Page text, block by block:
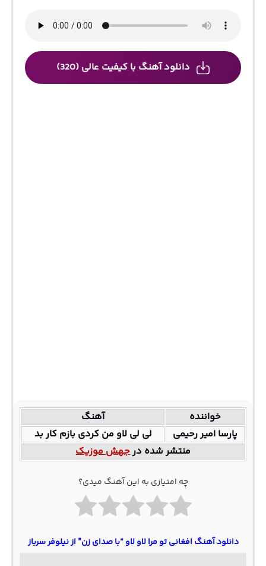
دانلود آهنگ با کیفیت عالی (320)
خواننده
آهنگ
پارسا امیر رحیمی
لی لی لاو من کردی بازم کار بد
منتشر شده درجهش موزیک
چه امتیازی به این آهنگ میدی؟
دانلود آهنگ افغانی تو مرا لاو لاو “با صدای زن” از نیلوفر سرباز